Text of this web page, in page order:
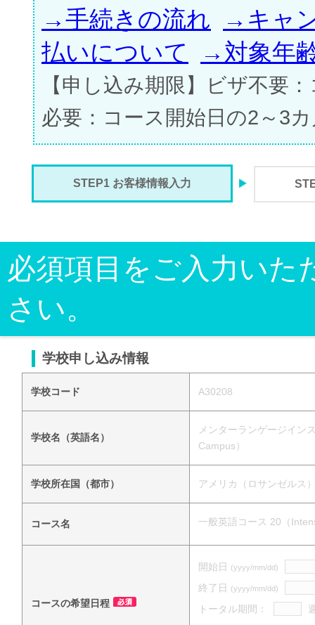
→手続きの流れ
→キャ
払いについて
→対象年
【申し込み期限】ビザ不要
必要：コース開始日の2～3
STEP1 お客様情報入力
必須項目をご入力いた
さい。
学校申し込み情報
学校コード A30208
学校名（英語名）
メンターランゲージイン
Campus）
学校所在国（都市） アメリカ（ロサンゼルス
コース名 一般英語コース 20（
コースの希望日程
開始日 (yyyy/mm/dd)
終了日 (yyyy/mm/dd)
トータル期間：